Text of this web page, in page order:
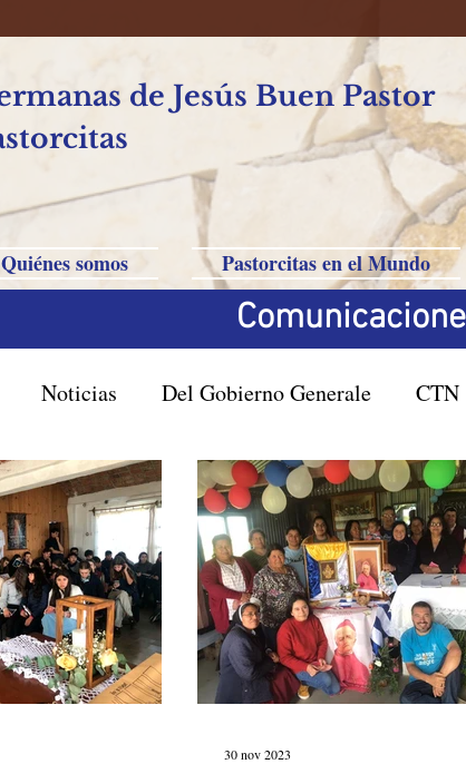
de Jesús Buen Pastor
Quiénes somos Pastorcitas en el Mundo
Noticias Del Gobierno Generale CTN
Sul Brasil San Pablo Filipinas-Australia-
Corea del Sur Familia Paulina
30 nov 2023